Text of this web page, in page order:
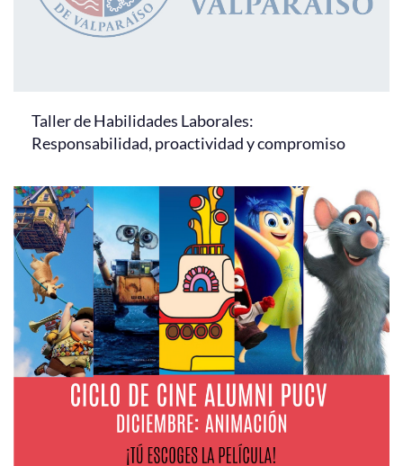
Taller de Habilidades Laborales:
Responsabilidad, proactividad y compromiso